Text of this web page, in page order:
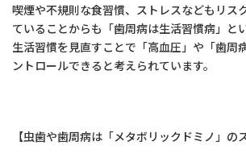
喫煙や不規則な食習慣、ストレスなどもリス
ていることからも「歯周病は生活習慣病」と
生活習慣を見直すことで「高血圧」や「歯周
ントロールできると考えられています。
【虫歯や歯周病は「メタボリックドミノ」の